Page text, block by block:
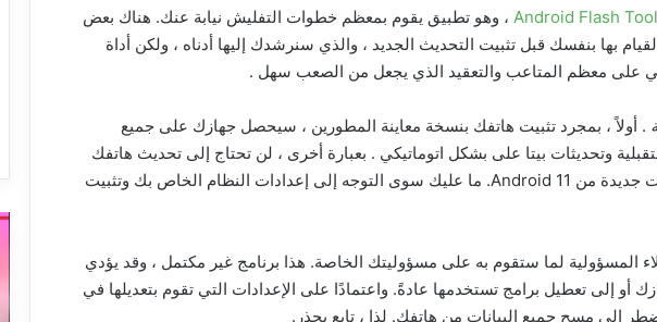
، وهو تطبيق يقوم بمعظم خطوات التفليش نيابة عنك. هناك بعض
بها بنفسك قبل تثبيت التحديث الجديد ، والذي سنرشدك إليها أدناه ، ولكن أداة
. أولاً ، بمجرد تثبيت هاتفك بنسخة معاينة المطورين ، سيحصل جهازك على جميع
وتحديثات بيتا على بشكل اتوماتيكي . بعبارة أخرى ، لن تحتاج إلى تحديث هاتفك
مرة أخرى عند إصدار إصدارات جديدة من Android 11. ما عليك سوى التوجه إلى إعدادات النظام الخاص بك وتثبيت
المسؤولية لما ستقوم به على مسؤوليتك الخاصة. هذا برنامج غير مكتمل ، وقد يؤدي
أو إلى تعطيل برامج تستخدمها عادةً. واعتمادًا على الإعدادات التي تقوم بتعديلها في
لإزالة
العلامة
المائية